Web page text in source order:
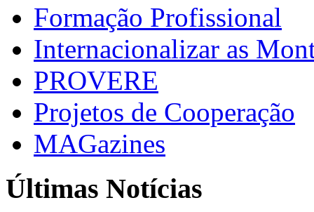
Formação Profissional
Internacionalizar as
PROVERE
Projetos de Cooperação
MAGazines
Últimas Notícias